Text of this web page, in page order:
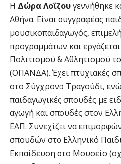
Η ΔώραΛοΐζουγεννήθηκε
Αθήνα. Είναι συγγραφέας
μουσικοπαιδαγωγός,
προγραμμάτων και
Πολιτισμού & Αθλητισμού
(ΟΠΑΝΔΑ). Έχει πτυχιακές
στο Σύγχρονο Τραγούδι,
παιδαγωγικές σπουδές με
αγωγή και σπουδές στον
ΕΑΠ. Συνεχίζει να
σπουδών στο Ελληνικό
Εκπαίδευση στο Μουσείο